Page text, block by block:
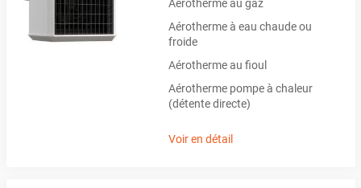
Aérotherme au gaz
Aérotherme à eau chaude ou
froide
Aérotherme au fioul
Aérotherme pompe à chaleur
(détente directe)
Voir en détail